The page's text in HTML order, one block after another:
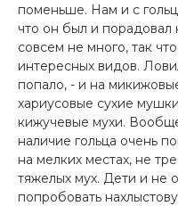
поменьше. Нам и с
что он был и
совсем не много, так
интересных видов.
попало, - и на
хариусовые сухие
кижучевые мухи.
наличие гольца очень
на мелких местах, не
тяжелых мух. Дети и не
попробовать